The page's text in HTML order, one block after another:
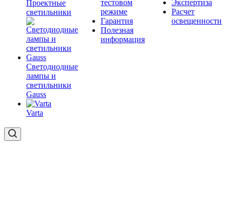
Проектные
светильники
Светодиодные
лампы и
светильники
Gauss
Varta
тестовом
режиме
Гарантия
Полезная
информация
Экспертиза
Расчет
освещенности